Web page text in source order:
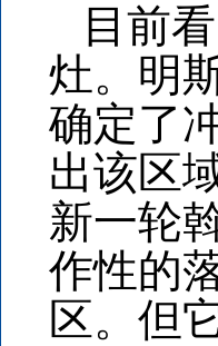
目前
灶。明
确定了
出该区
新一轮
作性的
区。但